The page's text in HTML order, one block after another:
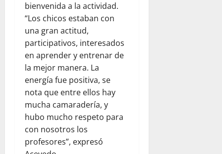
bienvenida a la actividad.
“Los chicos estaban con
una gran actitud,
participativos, interesados
en aprender y entrenar de
la mejor manera. La
energía fue positiva, se
nota que entre ellos hay
mucha camaradería, y
hubo mucho respeto para
con nosotros los
profesores”, expresó